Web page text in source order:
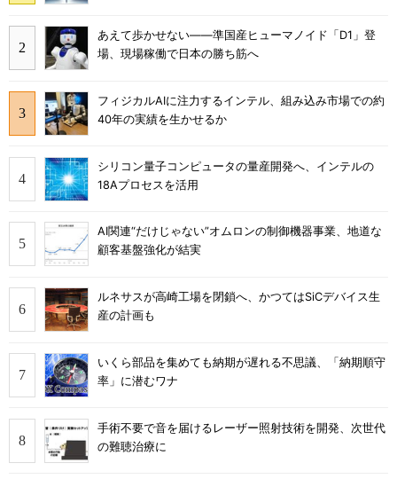
あえて歩かせない――準国産ヒューマノイド「D1」登
場、現場稼働で日本の勝ち筋へ
フィジカルAIに注力するインテル、組み込み市場での約
40年の実績を生かせるか
シリコン量子コンピュータの量産開発へ、インテルの
18Aプロセスを活用
AI関連“だけじゃない”オムロンの制御機器事業、地道な
顧客基盤強化が結実
ルネサスが高崎工場を閉鎖へ、かつてはSiCデバイス生
産の計画も
いくら部品を集めても納期が遅れる不思議、「納期順守
率」に潜むワナ
手術不要で音を届けるレーザー照射技術を開発、次世代
の難聴治療に